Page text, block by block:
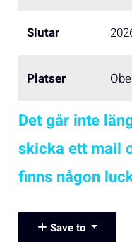
Slutar
Platser
Det går inte
skicka ett mail
finns någon
Save to